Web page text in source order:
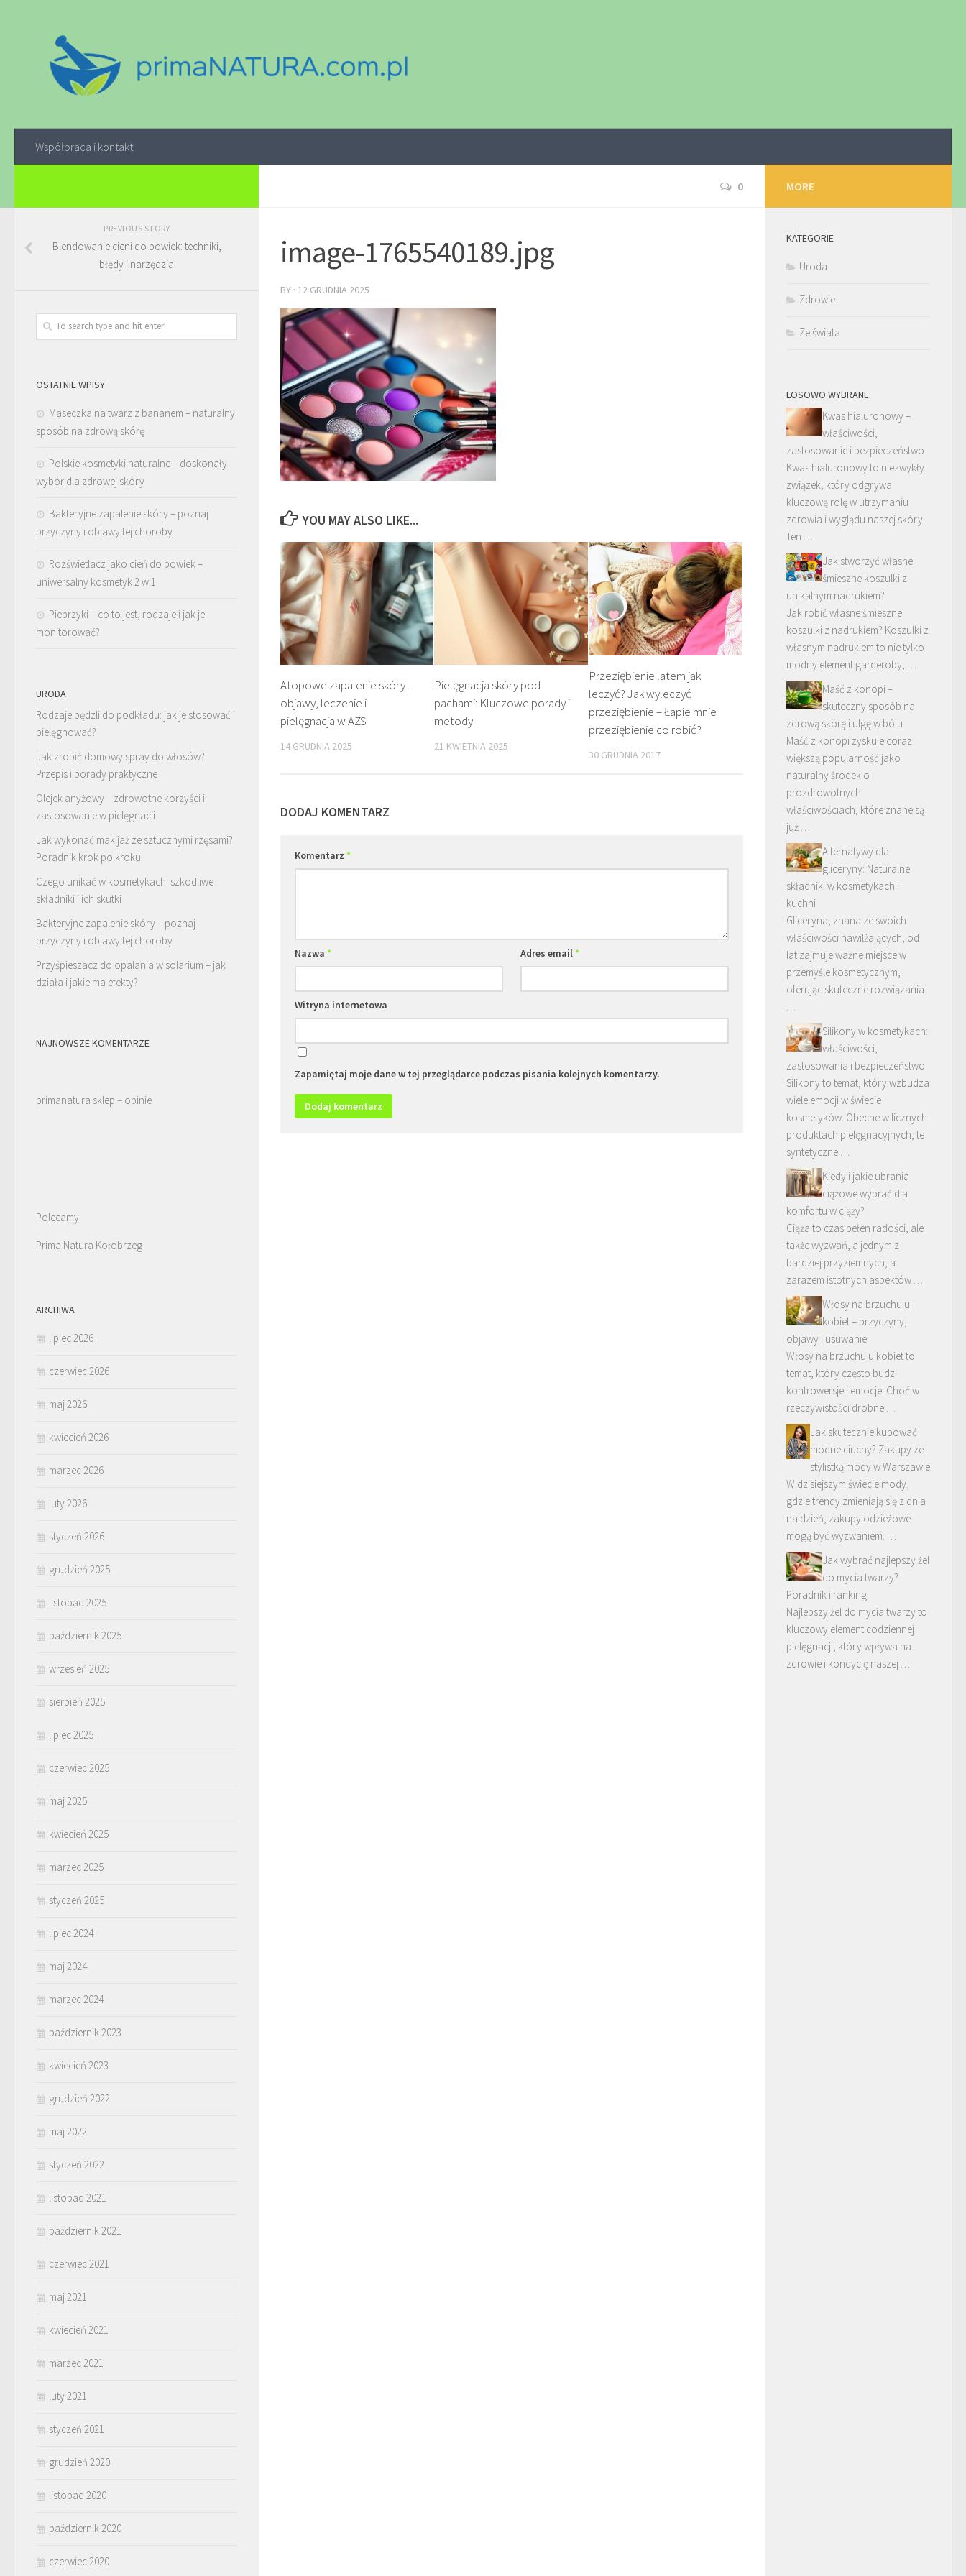
Współpraca i kontakt
0
image-1765540189.jpg
BY · 12 GRUDNIA 2025
YOU MAY ALSO LIKE...
Atopowe zapalenie skóry –
objawy, leczenie i
pielęgnacja w AZS
14 GRUDNIA 2025
Pielęgnacja skóry pod
pachami: Kluczowe porady i
metody
21 KWIETNIA 2025
Przeziębienie latem jak
leczyć? Jak wyleczyć
przeziębienie – Łapie mnie
przeziębienie co robić?
30 GRUDNIA 2017
DODAJ KOMENTARZ
Komentarz *
Nazwa * Adres email*
Witryna internetowa
Zapamiętaj moje dane w tej przeglądarce podczas pisania kolejnych komentarzy.
PREVIOUS STORY
Blendowanie cieni do powiek: techniki,
błędy i narzędzia
OSTATNIE WPISY
Maseczka na twarz z bananem – naturalny
sposób na zdrową skórę
Polskie kosmetyki naturalne – doskonały
wybór dla zdrowej skóry
Bakteryjne zapalenie skóry – poznaj
przyczyny i objawy tej choroby
Rozświetlacz jako cień do powiek –
uniwersalny kosmetyk 2 w 1
Pieprzyki – co to jest, rodzaje i jak je
monitorować?
URODA
Rodzaje pędzli do podkładu: jak je stosować i
pielęgnować?
Jak zrobić domowy spray do włosów?
Przepis i porady praktyczne
Olejek anyżowy – zdrowotne korzyści i
zastosowanie w pielęgnacji
Jak wykonać makijaż ze sztucznymi rzęsami?
Poradnik krok po kroku
Czego unikać w kosmetykach: szkodliwe
składniki i ich skutki
Bakteryjne zapalenie skóry – poznaj
przyczyny i objawy tej choroby
Przyśpieszacz do opalania w solarium – jak
działa i jakie ma efekty?
NAJNOWSZE KOMENTARZE
primanatura sklep – opinie
Polecamy:
Prima Natura Kołobrzeg
ARCHIWA
lipiec 2026
czerwiec 2026
maj 2026
kwiecień 2026
marzec 2026
luty 2026
styczeń 2026
grudzień 2025
listopad 2025
październik 2025
wrzesień 2025
sierpień 2025
lipiec 2025
czerwiec 2025
maj 2025
kwiecień 2025
marzec 2025
styczeń 2025
lipiec 2024
maj 2024
marzec 2024
październik 2023
kwiecień 2023
grudzień 2022
maj 2022
styczeń 2022
listopad 2021
październik 2021
czerwiec 2021
maj 2021
kwiecień 2021
marzec 2021
luty 2021
styczeń 2021
grudzień 2020
listopad 2020
październik 2020
czerwiec 2020
MORE
KATEGORIE
Uroda
Zdrowie
Ze świata
LOSOWO WYBRANE
Kwas hialuronowy –
właściwości,
zastosowanie i bezpieczeństwo
Kwas hialuronowy to niezwykły
związek, który odgrywa
kluczową rolę w utrzymaniu
zdrowia i wyglądu naszej skóry.
Ten …
Jak stworzyć własne
śmieszne koszulki z
unikalnym nadrukiem?
Jak robić własne śmieszne
koszulki z nadrukiem? Koszulki z
własnym nadrukiem to nie tylko
modny element garderoby, …
Maść z konopi –
skuteczny sposób na
zdrową skórę i ulgę w bólu
Maść z konopi zyskuje coraz
większą popularność jako
naturalny środek o
prozdrowotnych
właściwościach, które znane są
już …
Alternatywy dla
gliceryny: Naturalne
składniki w kosmetykach i
kuchni
Gliceryna, znana ze swoich
właściwości nawilżających, od
lat zajmuje ważne miejsce w
przemyśle kosmetycznym,
oferując skuteczne rozwiązania
…
Silikony w kosmetykach:
właściwości,
zastosowania i bezpieczeństwo
Silikony to temat, który wzbudza
wiele emocji w świecie
kosmetyków. Obecne w licznych
produktach pielęgnacyjnych, te
syntetyczne …
Kiedy i jakie ubrania
ciążowe wybrać dla
komfortu w ciąży?
Ciąża to czas pełen radości, ale
także wyzwań, a jednym z
bardziej przyziemnych, a
zarazem istotnych aspektów …
Włosy na brzuchu u
kobiet – przyczyny,
objawy i usuwanie
Włosy na brzuchu u kobiet to
temat, który często budzi
kontrowersje i emocje. Choć w
rzeczywistości drobne …
Jak skutecznie kupować
modne ciuchy? Zakupy ze
stylistką mody w Warszawie
W dzisiejszym świecie mody,
gdzie trendy zmieniają się z dnia
na dzień, zakupy odzieżowe
mogą być wyzwaniem. …
Jak wybrać najlepszy żel
do mycia twarzy?
Poradnik i ranking
Najlepszy żel do mycia twarzy to
kluczowy element codziennej
pielęgnacji, który wpływa na
zdrowie i kondycję naszej …